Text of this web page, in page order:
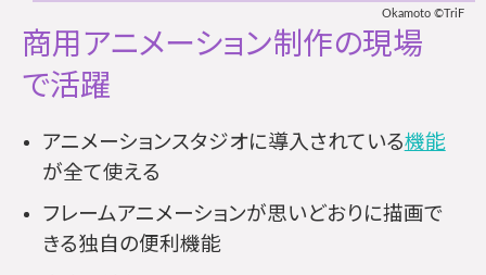
Okamoto ©TriF
商用アニメーション制作の現場
で活躍
アニメーションスタジオに導入されている機能
が全て使える
フレームアニメーションが思いどおりに描画で
きる独自の便利機能